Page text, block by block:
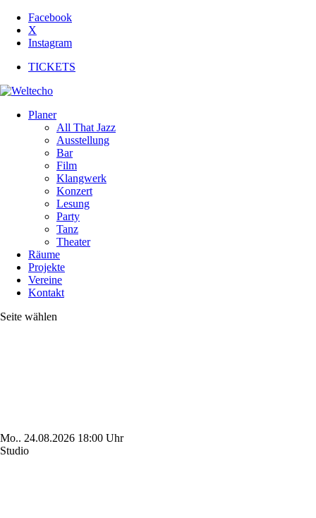
Facebook
X
Instagram
TICKETS
Planer
All That Jazz
Ausstellung
Bar
Film
Klangwerk
Konzert
Lesung
Party
Tanz
Theater
Räume
Projekte
Vereine
Kontakt
Seite wählen
Mo.. 24.08.2026 18:00 Uhr
Studio